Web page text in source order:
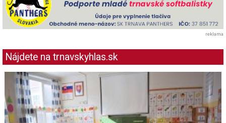
reklama
Nájdete na trnavskyhlas.sk